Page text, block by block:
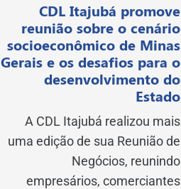
CDL Itajubá promove
reunião sobre o cenário
socioeconômico de Minas
Gerais e os desafios para o
desenvolvimento do
Estado
A CDL Itajubá realizou mais
uma edição de sua Reunião de
Negócios, reunindo
empresários, comerciantes